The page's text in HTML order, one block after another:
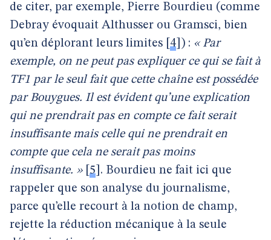
de citer, par exemple, Pierre Bourdieu (comme
Debray évoquait Althusser ou Gramsci, bien
qu’en déplorant leurs limites 4 ) : « Par
exemple, on ne peut pas expliquer ce qui se fait à
TF1 par le seul fait que cette chaîne est possédée
par Bouygues. Il est évident qu’une explication
qui ne prendrait pas en compte ce fait serait
insuffisante mais celle qui ne prendrait en
compte que cela ne serait pas moins
insuffisante. »[ 5 . Bourdieu ne fait ici que
rappeler que son analyse du journalisme,
parce qu’elle recourt à la notion de champ,
rejette la réduction mécanique à la seule